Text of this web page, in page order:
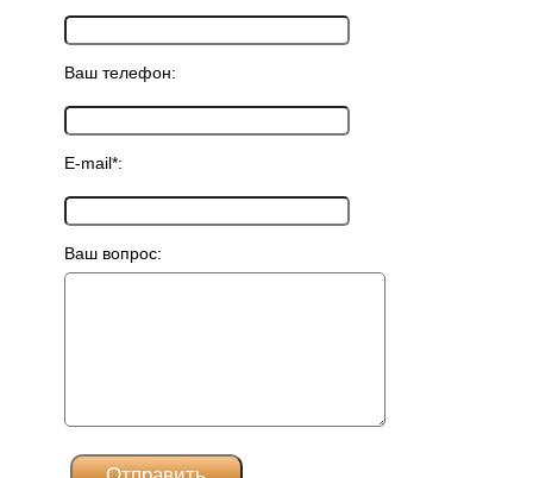
Ваш телефон:
E-mail*:
Ваш вопрос: